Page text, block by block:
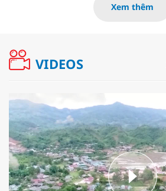
Xem thêm
VIDEOS